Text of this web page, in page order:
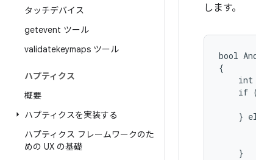
タッチデバイス
getevent ツール
validatekeymaps ツール
ハプティクス
概要
ハプティクスを実装する
ハプティクス フレームワークのた
めの UX の基礎
します。
bool
{
int
if
}
    }